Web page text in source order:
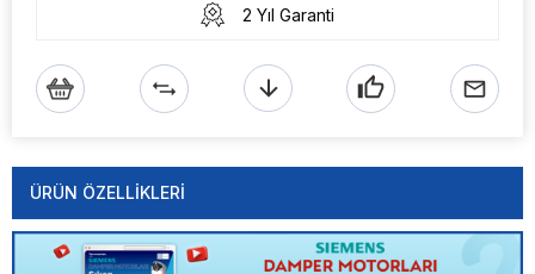
2 Yıl Garanti
ÜRÜN ÖZELLIKLERI